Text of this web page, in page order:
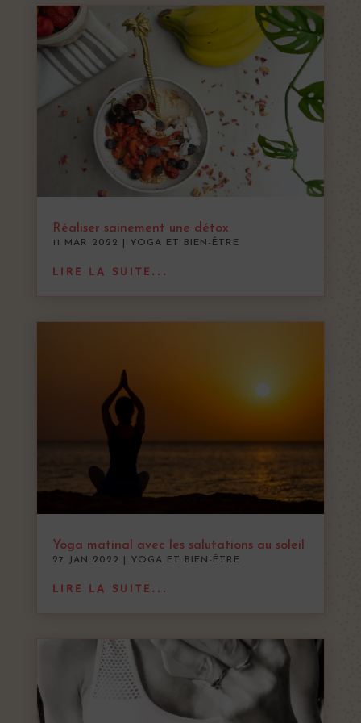
Réaliser sainement une détox
11 MAR 2022 YOGA ET BIEN-ÊTRE
LIRE LA SUITE...
Yoga matinal avec les salutations au soleil
27 JAN 2022 YOGA ET BIEN-ÊTRE
LIRE LA SUITE...